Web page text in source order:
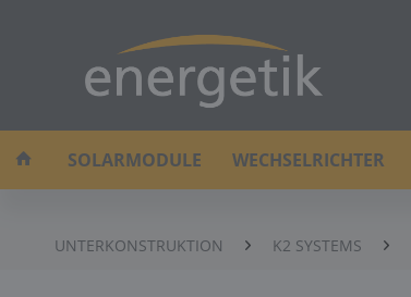
SOLARMODULE WECHSELRICHTER
UNTERKONSTRUKTION K2 SYSTEMS